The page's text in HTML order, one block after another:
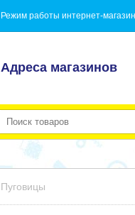
Режим работы интернет-
Адреса магазинов
Пуговицы